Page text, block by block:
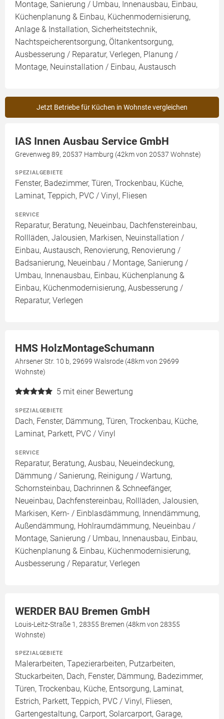
Montage, Sanierung / Umbau, Innenausbau, Einbau,
Küchenplanung & Einbau, Küchenmodernisierung,
Anlage & Installation, Sicherheitstechnik,
Nachtspeicherentsorgung, Öltankentsorgung,
Ausbesserung / Reparatur, Verlegen, Planung /
Montage, Neuinstallation / Einbau, Austausch
Jetzt Betriebe für Küchen in Wohnste vergleichen
IAS Innen Ausbau Service GmbH
Grevenweg 89, 20537 Hamburg (42km von 20537 Wohnste)
SPEZIALGEBIETE
Fenster, Badezimmer, Türen, Trockenbau, Küche,
Laminat, Teppich, PVC / Vinyl, Fliesen
SERVICE
Reparatur, Beratung, Neueinbau, Dachfenstereinbau,
Rollläden, Jalousien, Markisen, Neuinstallation /
Einbau, Austausch, Renovierung, Renovierung /
Badsanierung, Neueinbau / Montage, Sanierung /
Umbau, Innenausbau, Einbau, Küchenplanung &
Einbau, Küchenmodernisierung, Ausbesserung /
Reparatur, Verlegen
HMS HolzMontageSchumann
Ahrsener Str. 10 b, 29699 Walsrode (48km von 29699
Wohnste)
5 mit einer Bewertung
SPEZIALGEBIETE
Dach, Fenster, Dämmung, Türen, Trockenbau, Küche,
Laminat, Parkett, PVC / Vinyl
SERVICE
Reparatur, Beratung, Ausbau, Neueindeckung,
Dämmung / Sanierung, Reinigung / Wartung,
Schornsteinbau, Dachrinnen & Schneefänger,
Neueinbau, Dachfenstereinbau, Rollläden, Jalousien,
Markisen, Kern- / Einblasdämmung, Innendämmung,
Außendämmung, Hohlraumdämmung, Neueinbau /
Montage, Sanierung / Umbau, Innenausbau, Einbau,
Küchenplanung & Einbau, Küchenmodernisierung,
Ausbesserung / Reparatur, Verlegen
WERDER BAU Bremen GmbH
Louis-Leitz-Straße 1, 28355 Bremen (48km von 28355
Wohnste)
SPEZIALGEBIETE
Malerarbeiten, Tapezierarbeiten, Putzarbeiten,
Stuckarbeiten, Dach, Fenster, Dämmung, Badezimmer,
Türen, Trockenbau, Küche, Entsorgung, Laminat,
Estrich, Parkett, Teppich, PVC / Vinyl, Fliesen,
Gartengestaltung, Carport, Solarcarport, Garage,